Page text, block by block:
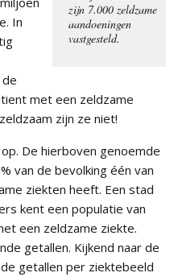
zijn 7.000 zeldzame
aandoeningen
vastgesteld.
In
met een zeldzame
zijn ze niet!
De hierboven genoemde
van de bevolking één van
ziekten heeft. Een stad
kent een populatie van
een zeldzame ziekte.
getallen. Kijkend naar de
getallen per ziektebeeld